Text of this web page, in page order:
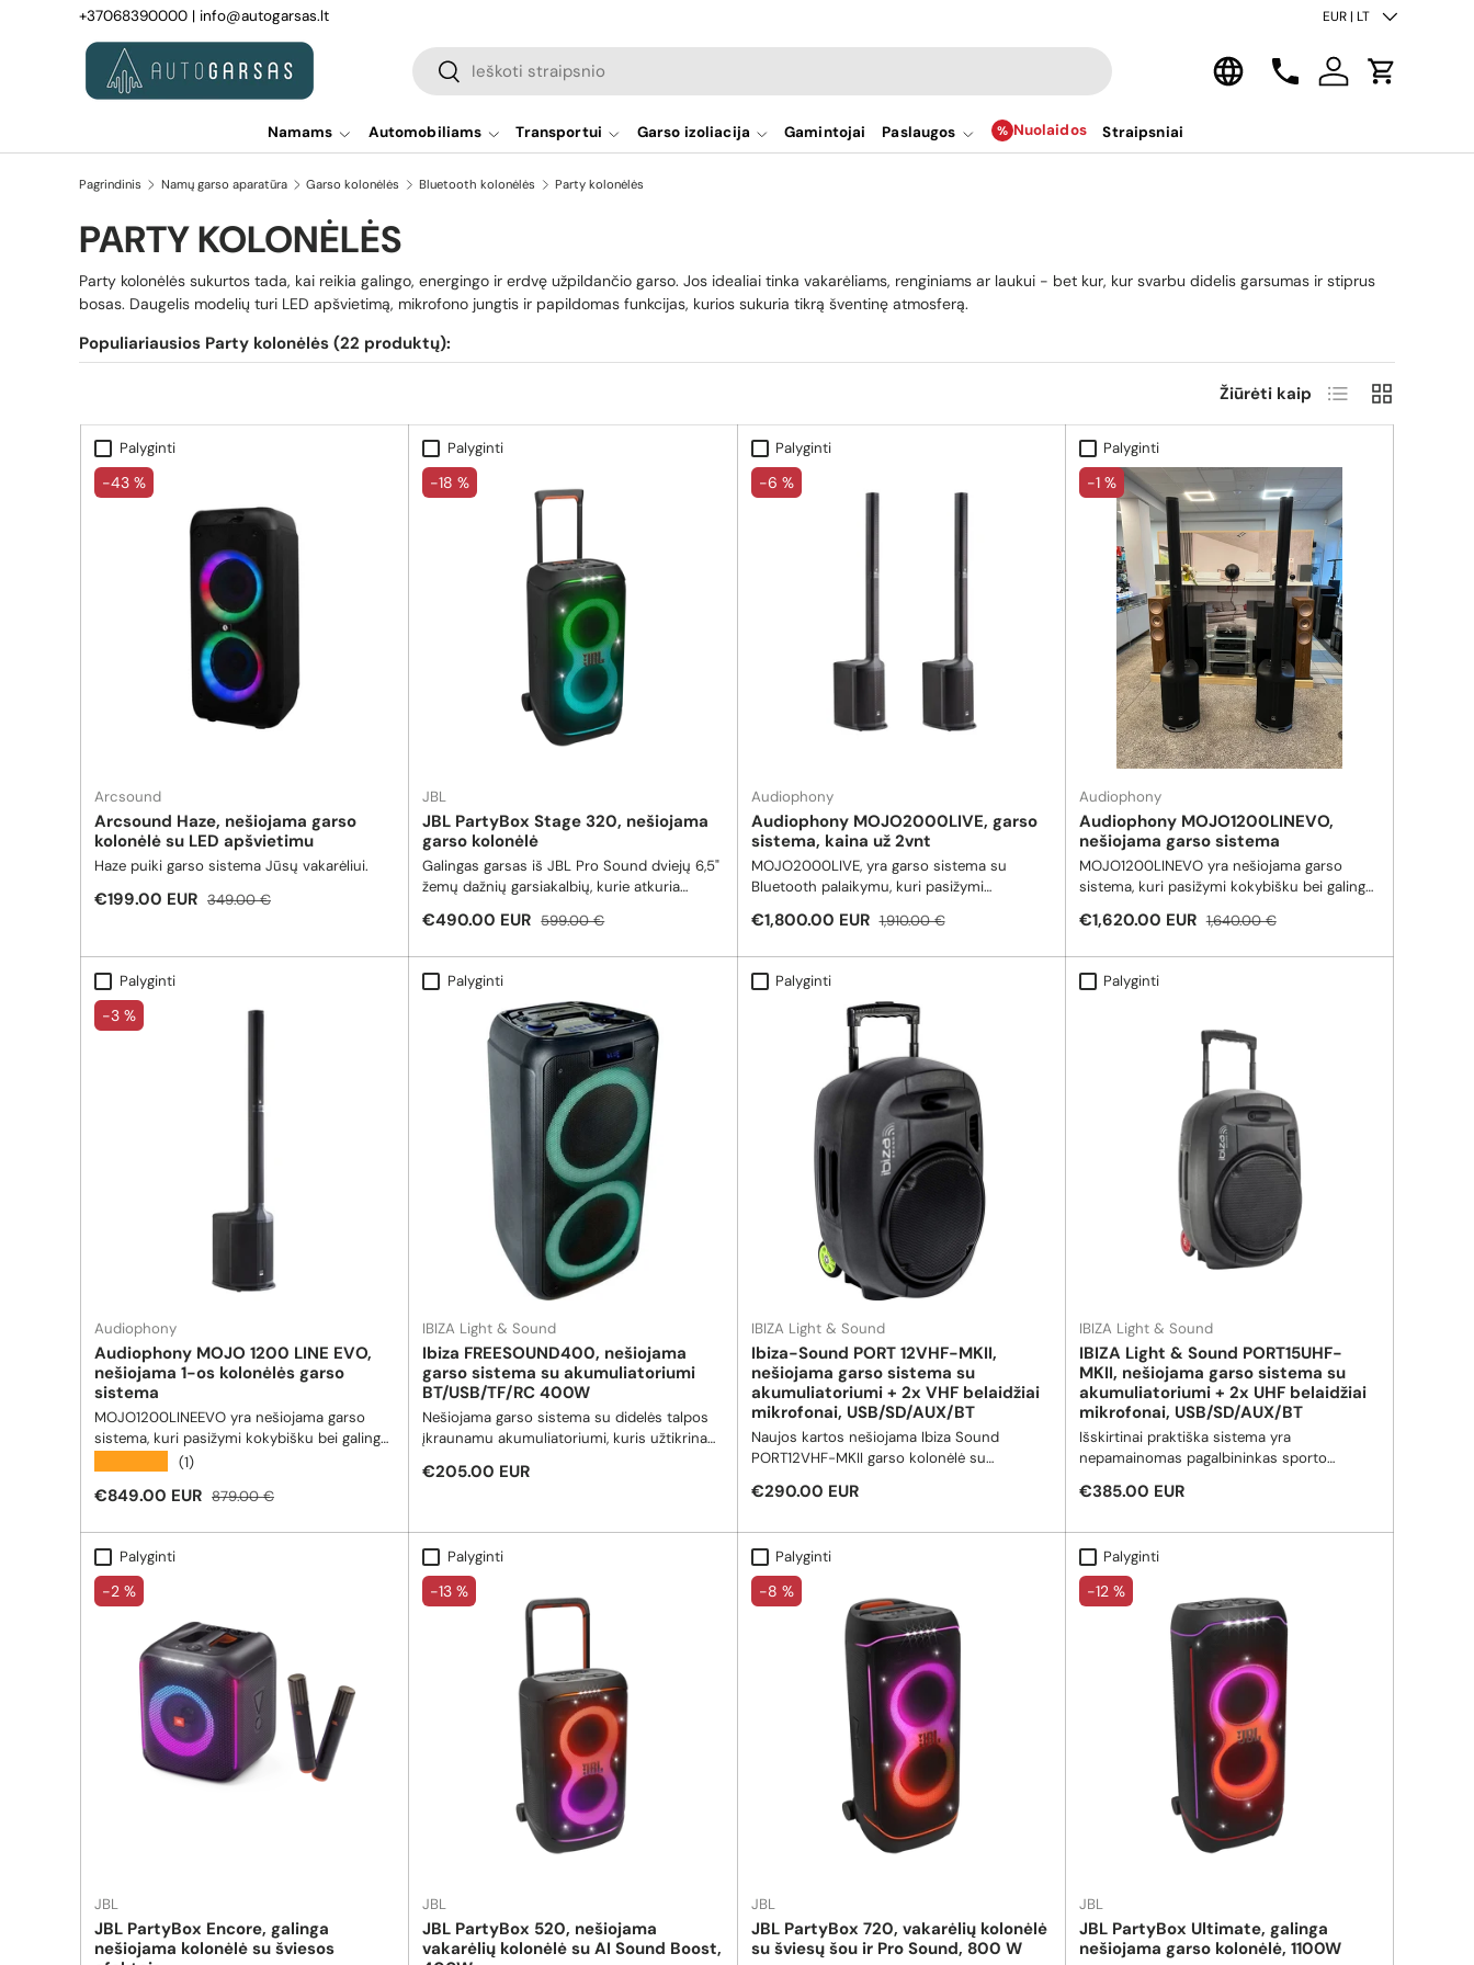
Pereiti prie turinio
+37068390000 | info@autogarsas.lt Šalis/regionas
EUR | LT
Paieška
Paieška
Kalba
KontaktaiPrisijungtiKrepšelis
Namams Automobiliams Transportui Garso izoliacija Gamintojai Paslaugos Nuolaidos Straipsniai
Pagrindinis Namų garso aparatūra Garso kolonėlės Bluetooth kolonėlės Party kolonėlės
PARTY KOLONĖLĖS
Party kolonėlės sukurtos tada, kai reikia galingo, energingo ir erdvę užpildančio garso. Jos idealiai tinka vakarėliams, renginiams ar laukui - bet kur, kur svarbu didelis garsumas ir stiprus
bosas. Daugelis modelių turi LED apšvietimą, mikrofono jungtis ir papildomas funkcijas, kurios sukuria tikrą šventinę atmosferą.
Populiariausios Party kolonėlės (22 produktų):
Žiūrėti kaip SąrašasTinklelis
Palyginti
-43 %
Arcsound
Arcsound Haze, nešiojama garso
kolonėlė su LED apšvietimu
Haze puiki garso sistema Jūsų vakarėliui.
Pardavimo kaina
€199.00 EUR Reguliari kaina
349.00 €
Palyginti
-18 %
JBL
JBL PartyBox Stage 320, nešiojama
garso kolonėlė
Galingas garsas iš JBL Pro Sound dviejų 6,5"
žemų dažnių garsiakalbių, kurie atkuria
net ir didžiausiu garsu, ir pora 25 mm
krištolinio skaidrumo aukštų dažnių garsus.
Pardavimo kaina
€490.00 EUR Reguliari kaina
599.00 €
Palyginti
-6 %
Audiophony
Audiophony MOJO2000LIVE, garso
sistema, kaina už 2vnt
MOJO2000LIVE, yra garso sistema su
Bluetooth palaikymu, kuri pasižymi
įtraukiančiais žemais dažniais! Bendra
Pardavimo kaina
€1,800.00 EUR Reguliari kaina
1,910.00 €
Palyginti
-1 %
Audiophony
Audiophony MOJO1200LINEVO,
nešiojama garso sistema
MOJO1200LINEVO yra nešiojama garso
sistema, kuri pasižymi kokybišku bei galingu
dažniais! Kaina nurodyta už 2 vnt.
Pardavimo kaina
€1,620.00 EUR Reguliari kaina
1,640.00 €
Palyginti
-3 %
Audiophony
Audiophony MOJO 1200 LINE EVO,
nešiojama 1-os kolonėlės garso
sistema
MOJO1200LINEEVO yra nešiojama garso
sistema, kuri pasižymi kokybišku bei galingu
skambesiu, bei įtraukiančiais žemais
(1)
Pardavimo kaina
€849.00 EUR Reguliari kaina
879.00 €
Palyginti
IBIZA Light & Sound
Ibiza FREESOUND400, nešiojama
garso sistema su akumuliatoriumi
BT/USB/TF/RC 400W
Nešiojama garso sistema su didelės talpos
įkraunamu akumuliatoriumi, kuris užtikrina
valandų.
Reguliari kaina
€205.00 EUR
Palyginti
IBIZA Light & Sound
Ibiza-Sound PORT 12VHF-MKII,
nešiojama garso sistema su
akumuliatoriumi + 2x VHF belaidžiai
mikrofonai, USB/SD/AUX/BT
Naujos kartos nešiojama Ibiza Sound
PORT12VHF-MKII garso kolonėlė su
mikrofonais (1 rankiniu, 1 dedamu ant
Reguliari kaina
€290.00 EUR
Palyginti
IBIZA Light & Sound
IBIZA Light & Sound PORT15UHF-
MKII, nešiojama garso sistema su
akumuliatoriumi + 2x UHF belaidžiai
mikrofonai, USB/SD/AUX/BT
Išskirtinai praktiška sistema yra
nepamainomas pagalbininkas sporto
terasose, viešose kalbose ir kitur.
Reguliari kaina
€385.00 EUR
Palyginti
-2 %
JBL
JBL PartyBox Encore, galinga
nešiojama kolonėlė su šviesos
Palyginti
-13 %
JBL
JBL PartyBox 520, nešiojama
vakarėlių kolonėlė su AI Sound Boost,
Palyginti
-8 %
JBL
JBL PartyBox 720, vakarėlių kolonėlė
su šviesų šou ir Pro Sound, 800 W
Palyginti
-12 %
JBL
JBL PartyBox Ultimate, galinga
nešiojama garso kolonėlė, 1100W